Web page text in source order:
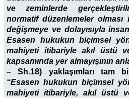
ve zeminlerde
normatif düzenlemeler
değişmeye ve dolayısıyla
Esasen hukukun biçimsel
mahiyeti itibariyle akıl üstü
kapsamında yer almayışının
– Sh.18) yaklaşımları tam
“Esasen hukukun biçimsel
mahiyeti itibariyle, akıl üstü